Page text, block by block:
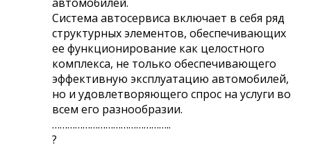
Система автосервиса включает в себя ряд
структурных элементов, обеспечивающих
ее функционирование как целостного
комплекса, не только обеспечивающего
эффективную эксплуатацию автомобилей,
но и удовлетворяющего спрос на услуги во
всем его разнообразии.
………………………………………..
?